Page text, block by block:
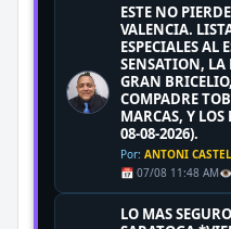
ESTE NO
VALENCIA.
ESPECIALES AL
SENSATION, LA
GRAN
COMPADRE
MARCAS, Y
08-08-2026).
Por: ANTONI
📅 07/08 11:48 AM👁️
LO MAS